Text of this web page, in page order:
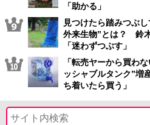
「助かる」
見つけたら踏みつぶ
外来生物”とは？ 鈴
「迷わずつぶす」
「転売ヤーから買わ
ッシャブルタンク”
ち着いたら買う」